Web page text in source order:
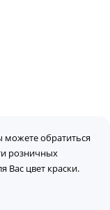
обратиться
розничных
Вас цвет краски.